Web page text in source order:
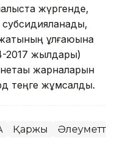
жүргенде,
субсидияланады,
ұлғаюына
2017 жылдары)
жарналарын
теңге жұмсалды.
Қаржы